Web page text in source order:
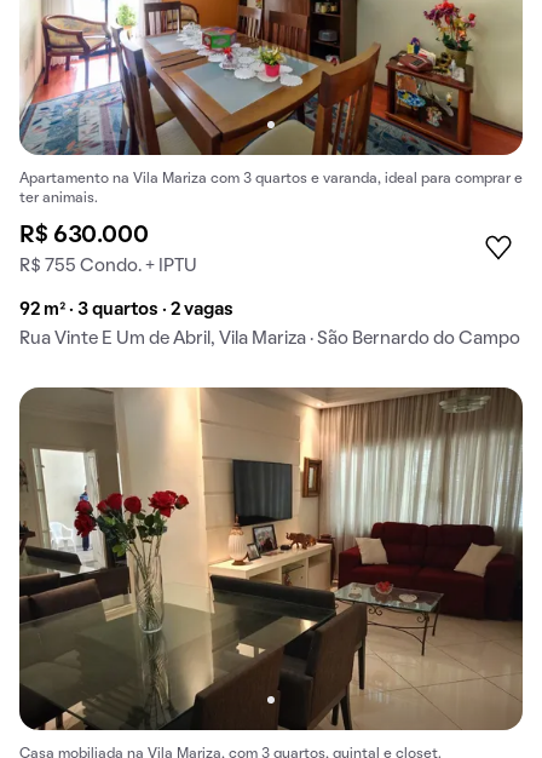
Apartamento na Vila Mariza com 3 quartos e varanda, ideal para comprar e
ter animais.
R$ 630.000
R$ 755 Condo. + IPTU
92 m² · 3 quartos · 2 vagas
Rua Vinte E Um de Abril, Vila Mariza · São Bernardo do Campo
Casa mobiliada na Vila Mariza, com 3 quartos, quintal e closet.